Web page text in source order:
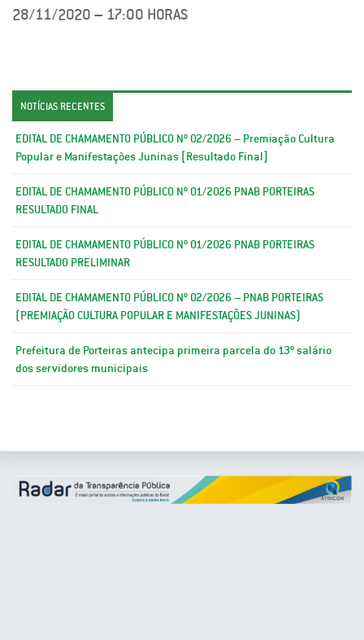
28/11/2020 – 17:00 HORAS
NOTÍCIAS RECENTES
EDITAL DE CHAMAMENTO PÚBLICO Nº 02/2026 – Premiação Cultura
Popular e Manifestações Juninas [Resultado Final]
EDITAL DE CHAMAMENTO PÚBLICO Nº 01/2026 PNAB PORTEIRAS
RESULTADO FINAL
EDITAL DE CHAMAMENTO PÚBLICO Nº 01/2026 PNAB PORTEIRAS
RESULTADO PRELIMINAR
EDITAL DE CHAMAMENTO PÚBLICO Nº 02/2026 – PNAB PORTEIRAS
(PREMIAÇÃO CULTURA POPULAR E MANIFESTAÇÕES JUNINAS)
Prefeitura de Porteiras antecipa primeira parcela do 13º salário
dos servidores municipais